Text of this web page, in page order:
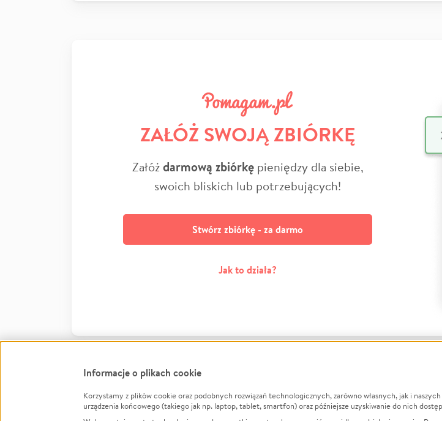
ZAŁÓŻ SWOJĄ ZBIÓRKĘ
Załóżdarmową zbiórkępieniędzy dla siebie,
swoich bliskich lub potrzebujących!
Stwórz zbiórkę - za darmo
Jak to działa?
Informacje O nas
Informacje o plikach cookie
Korzystamy z plików cookie oraz podobnych rozwiązań technologicznych, zarówno własnych, jak i
urządzenia końcowego (takiego jak np. laptop, tablet, smartfon) oraz późniejsze uzyskiwanie do nich